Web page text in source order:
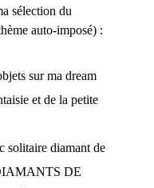
sélection du
auto-imposé) :
sur ma dream
et de la petite
solitaire diamant de
DE